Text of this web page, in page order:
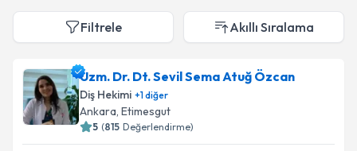
Filtrele Akıllı Sıralama
Uzm. Dr. Dt. Sevil Sema Atuğ Özcan
Diş Hekimi +1diğer
Ankara, Etimesgut
5 (815 Değerlendirme)